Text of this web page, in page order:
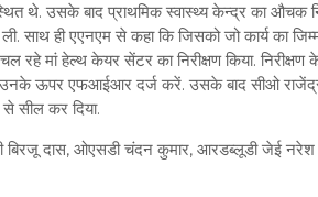
थे. उसके बाद प्राथमिक स्वास्थ्य केन्द्र का औचक
साथ ही एएनएम से कहा कि जिसको जो कार्य का
रहे मां हेल्थ केयर सेंटर का निरीक्षण किया. निरीक्षण
ऊपर एफआईआर दर्ज करें. उसके बाद सीओ राजेंद्र
सील कर दिया.
बिरजू दास, ओएसडी चंदन कुमार, आरडब्लूडी जेई नरेश